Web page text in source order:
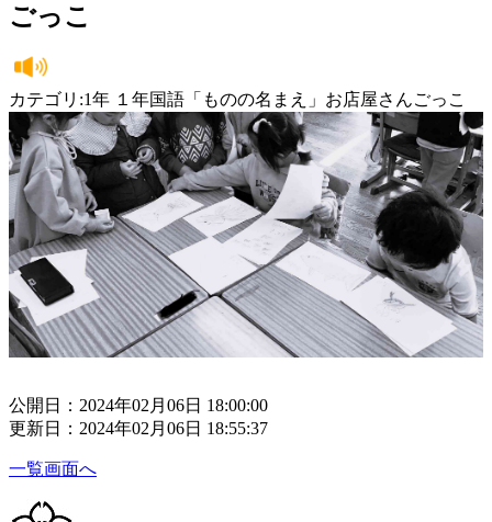
ごっこ
カテゴリ:1年 １年国語「ものの名まえ」お店屋さんごっこ
公開日：2024年02月06日 18:00:00
更新日：2024年02月06日 18:55:37
一覧画面へ